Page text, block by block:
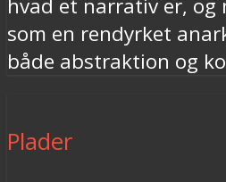
som en rendyrket
både abstraktion og
Plader